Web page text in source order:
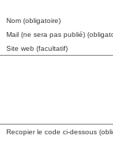
Nom (obligatoire)
Mail (ne sera pas publié)
Site web (facultatif)
Recopier le code ci-dessous